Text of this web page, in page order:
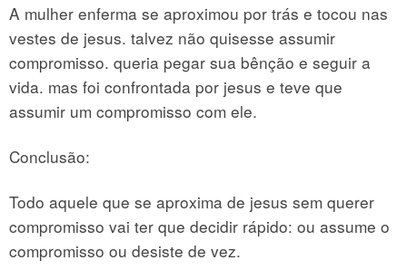
A mulher enferma se aproximou por trás e tocou nas
vestes de jesus. talvez não quisesse assumir
compromisso. queria pegar sua bênção e seguir a
vida. mas foi confrontada por jesus e teve que
assumir um compromisso com ele.
Conclusão:
Todo aquele que se aproxima de jesus sem querer
compromisso vai ter que decidir rápido: ou assume o
compromisso ou desiste de vez.